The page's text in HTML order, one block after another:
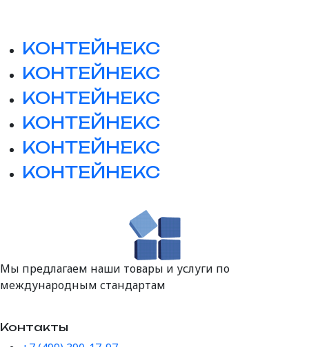
КОНТЕЙНЕКС
КОНТЕЙНЕКС
КОНТЕЙНЕКС
КОНТЕЙНЕКС
КОНТЕЙНЕКС
КОНТЕЙНЕКС
Мы предлагаем наши товары и услуги по
международным стандартам
Контакты